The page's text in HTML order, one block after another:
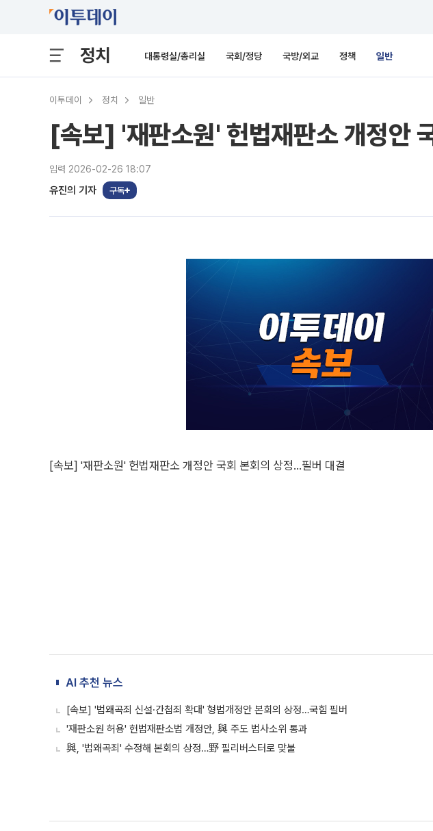
정치 대통령실/총리실 국회/정당 국방/외교 정책 일반
이투데이 정치 일반
[속보] '재판소원' 헌법재판소 개정안
입력 2026-02-26 18:07
유진의 기자 구독
[속보] '재판소원' 헌법재판소 개정안 국회 본회의 상정…필버 대결
AI 추천 뉴스
[속보] '법왜곡죄 신설·간첩죄 확대' 형법개정안 본회의 상정…국힘 필버
'재판소원 허용' 헌법재판소법 개정안, 與 주도 법사소위 통과
與, '법왜곡죄' 수정해 본회의 상정…野 필리버스터로 맞불